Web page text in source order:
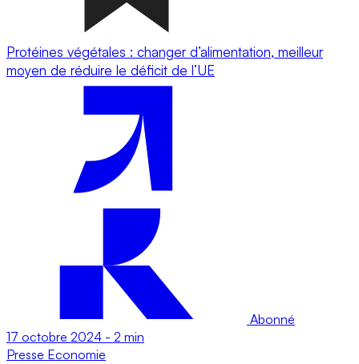
Protéines végétales : changer d’alimentation, meilleur
moyen de réduire le déficit de l’UE
Abonné
17 octobre 2024 - 2 min
Presse Economie